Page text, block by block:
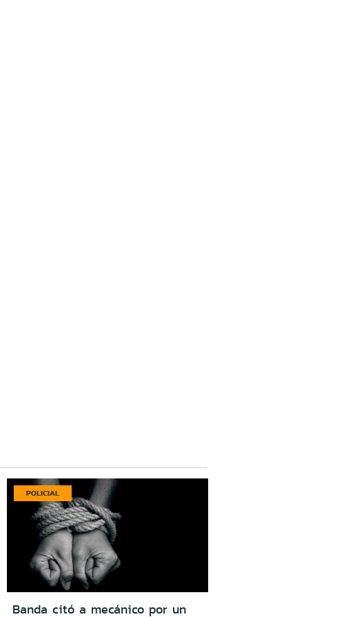
POLICIAL
Banda citó a mecánico por un